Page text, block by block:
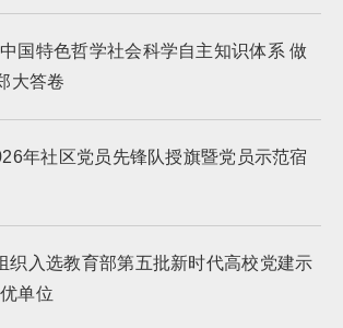
国特色哲学社会科学自主知识体系 做
大答卷
年社区党员先锋队授旗暨党员示范宿
织入选教育部第五批新时代高校党建示
单位